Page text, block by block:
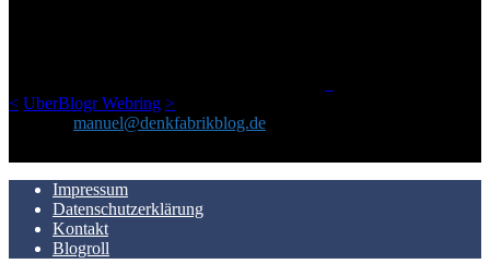
< UberBlogr Webring >
manuel@denkfabrikblog.de
Impressum
Datenschutzerklärung
Kontakt
Blogroll